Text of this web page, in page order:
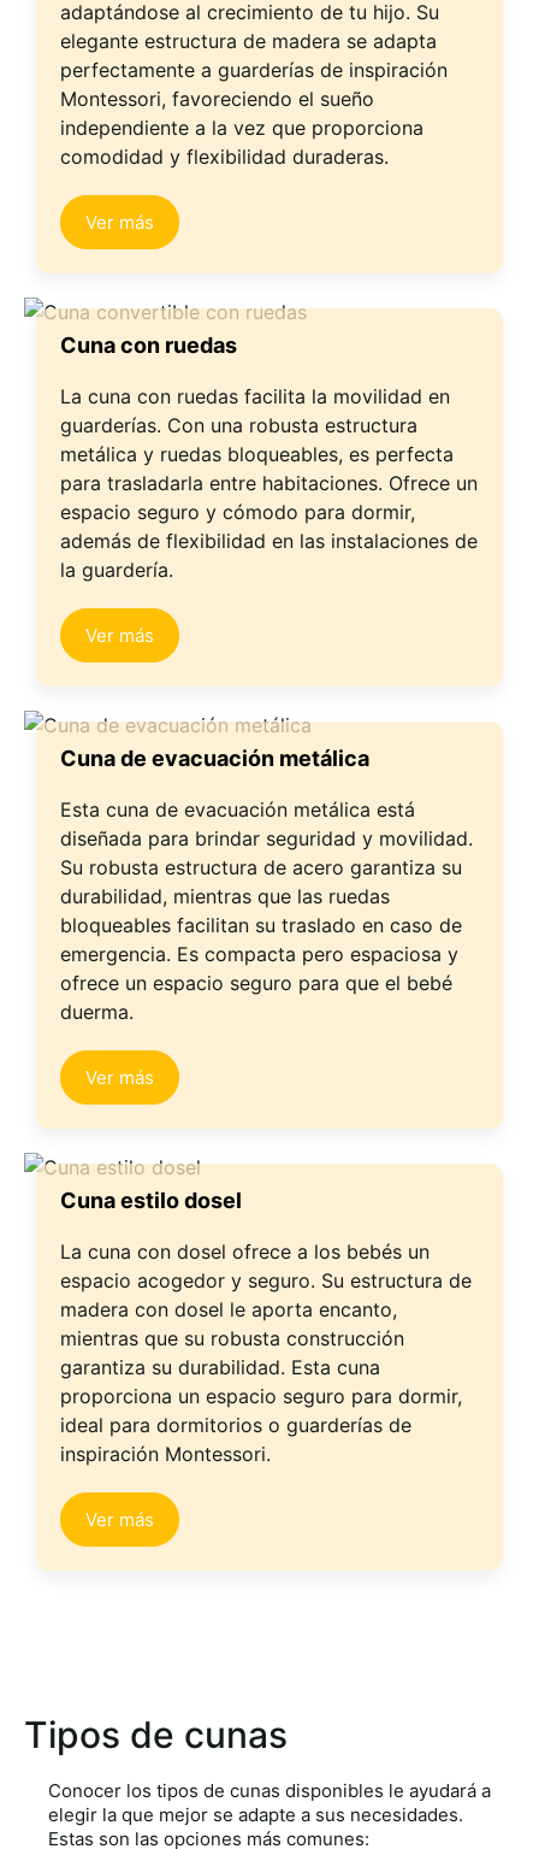
adaptándose al crecimiento de tu hijo. Su
elegante estructura de madera se adapta
perfectamente a guarderías de inspiración
Montessori, favoreciendo el sueño
independiente a la vez que proporciona
comodidad y flexibilidad duraderas.
Ver más
Cuna con ruedas
La cuna con ruedas facilita la movilidad en
guarderías. Con una robusta estructura
metálica y ruedas bloqueables, es perfecta
para trasladarla entre habitaciones. Ofrece un
espacio seguro y cómodo para dormir,
además de flexibilidad en las instalaciones de
la guardería.
Ver más
Cuna de evacuación metálica
Esta cuna de evacuación metálica está
diseñada para brindar seguridad y movilidad.
Su robusta estructura de acero garantiza su
durabilidad, mientras que las ruedas
bloqueables facilitan su traslado en caso de
emergencia. Es compacta pero espaciosa y
ofrece un espacio seguro para que el bebé
duerma.
Ver más
Cuna estilo dosel
La cuna con dosel ofrece a los bebés un
espacio acogedor y seguro. Su estructura de
madera con dosel le aporta encanto,
mientras que su robusta construcción
garantiza su durabilidad. Esta cuna
proporciona un espacio seguro para dormir,
ideal para dormitorios o guarderías de
inspiración Montessori.
Ver más
Tipos de cunas
Conocer los tipos de cunas disponibles le ayudará a
elegir la que mejor se adapte a sus necesidades.
Estas son las opciones más comunes: